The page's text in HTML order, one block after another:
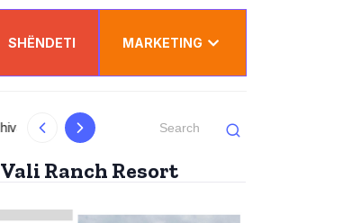
SHËNDETI MARKETING
Dy punëtorë nga Kosova lëndohen
Vali Ranch Resort